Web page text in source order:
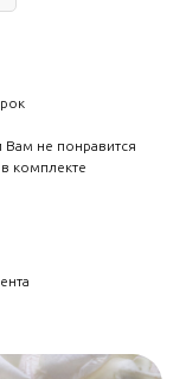
Вам не понравится
комплекте